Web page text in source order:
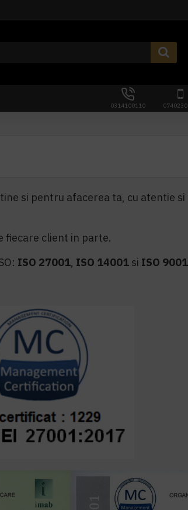
0314100110
si pentru afacerea ta, cu atentie
fiecare client in parte.
ISO 27001, ISO 14001 si ISO 9001